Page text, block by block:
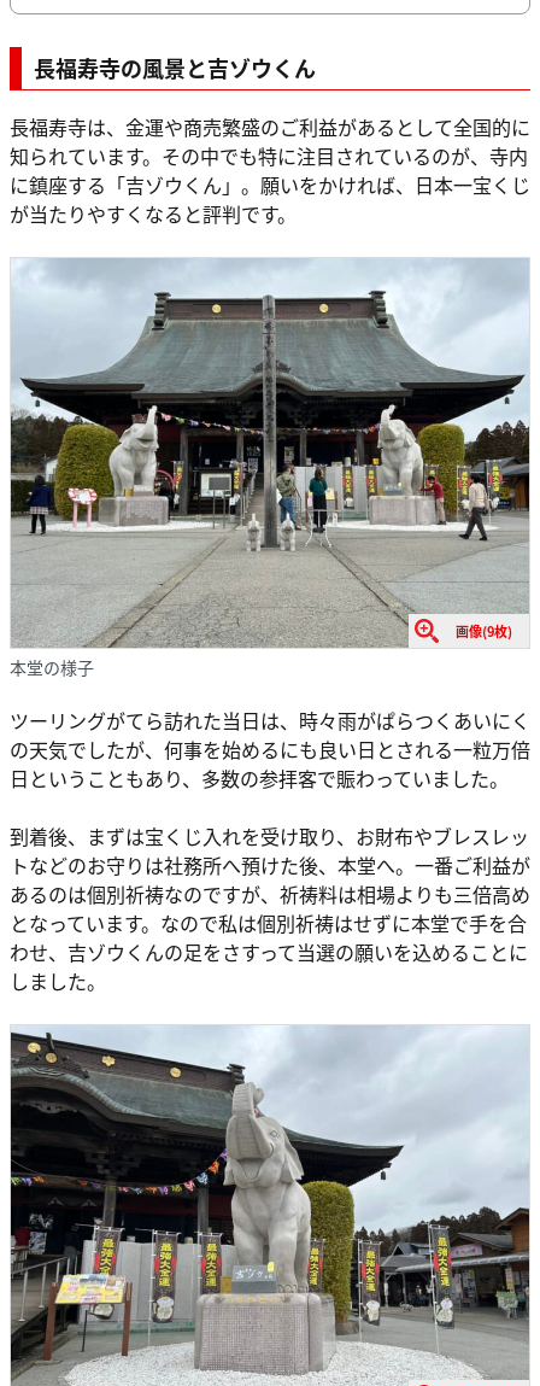
長福寿寺の風景と吉ゾウくん
長福寿寺は、金運や商売繁盛のご利益があるとして全国的に
知られています。その中でも特に注目されているのが、寺内
に鎮座する「吉ゾウくん」。願いをかければ、日本一宝くじ
が当たりやすくなると評判です。
画像(9枚)
本堂の様子
ツーリングがてら訪れた当日は、時々雨がぱらつくあいにく
の天気でしたが、何事を始めるにも良い日とされる一粒万倍
日ということもあり、多数の参拝客で賑わっていました。
到着後、まずは宝くじ入れを受け取り、お財布やブレスレッ
トなどのお守りは社務所へ預けた後、本堂へ。一番ご利益が
あるのは個別祈祷なのですが、祈祷料は相場よりも三倍高め
となっています。なので私は個別祈祷はせずに本堂で手を合
わせ、吉ゾウくんの足をさすって当選の願いを込めることに
しました。